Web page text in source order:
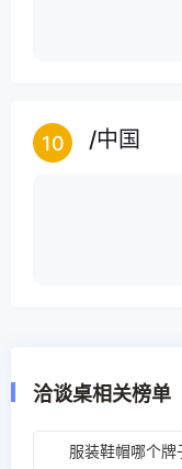
10 /中国
洽谈桌相关榜单
服装鞋帽哪个牌